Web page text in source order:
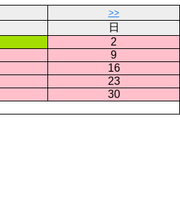
>>
日
2
9
16
23
30